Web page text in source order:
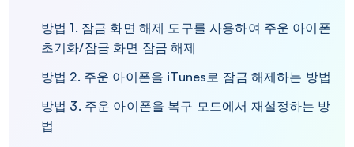
방법 1. 잠금 화면 해제 도구를 사용하여 주운 아이폰
초기화/잠금 화면 잠금 해제
방법 2. 주운 아이폰을 iTunes로 잠금 해제하는 방법
방법 3. 주운 아이폰을 복구 모드에서 재설정하는 방
법